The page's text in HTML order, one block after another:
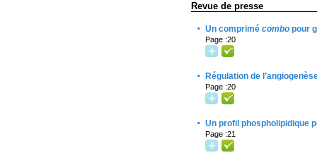
Revue de presse
· Un comprimé combo pour
Page :20
· Régulation de
Page :20
· Un profil phospholipidique
Page :21